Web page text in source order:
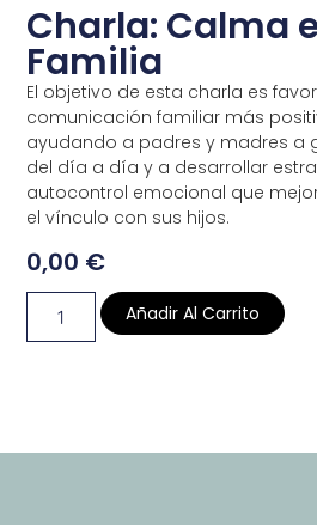
Charla: Calma
Familia
El objetivo de esta charla es
comunicación familiar más
ayudando a padres y madres a
del día a día y a desarrollar
autocontrol emocional que
el vínculo con sus hijos.
0,00 €
Añadir Al Carrito